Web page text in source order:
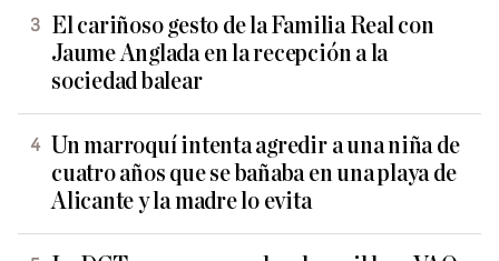
El cariñoso gesto de la Familia Real con
Jaume Anglada en la recepción a la
sociedad balear
Un marroquí intenta agredir a una niña de
cuatro años que se bañaba en una playa de
Alicante y la madre lo evita